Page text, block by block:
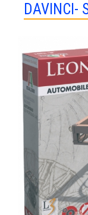
DAVINCI-